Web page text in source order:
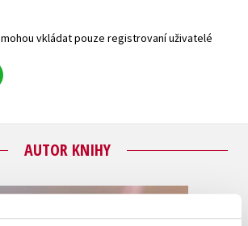
vkládat pouze registrovaní uživatelé
AUTOR KNIHY